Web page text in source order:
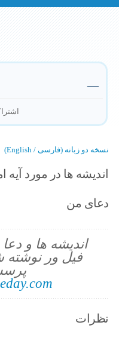
—
نسخه دو زبانه (فارسی / English)
اندیشه ها در مورد آیه
دعای من
اندیشه ها و
فیل ور
نظرات